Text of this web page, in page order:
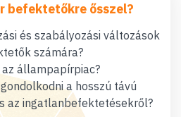
befektetőkre ősszel?
és szabályozási változások
számára?
állampapírpiac?
a hosszú távú
az ingatlanbefektetésekről?